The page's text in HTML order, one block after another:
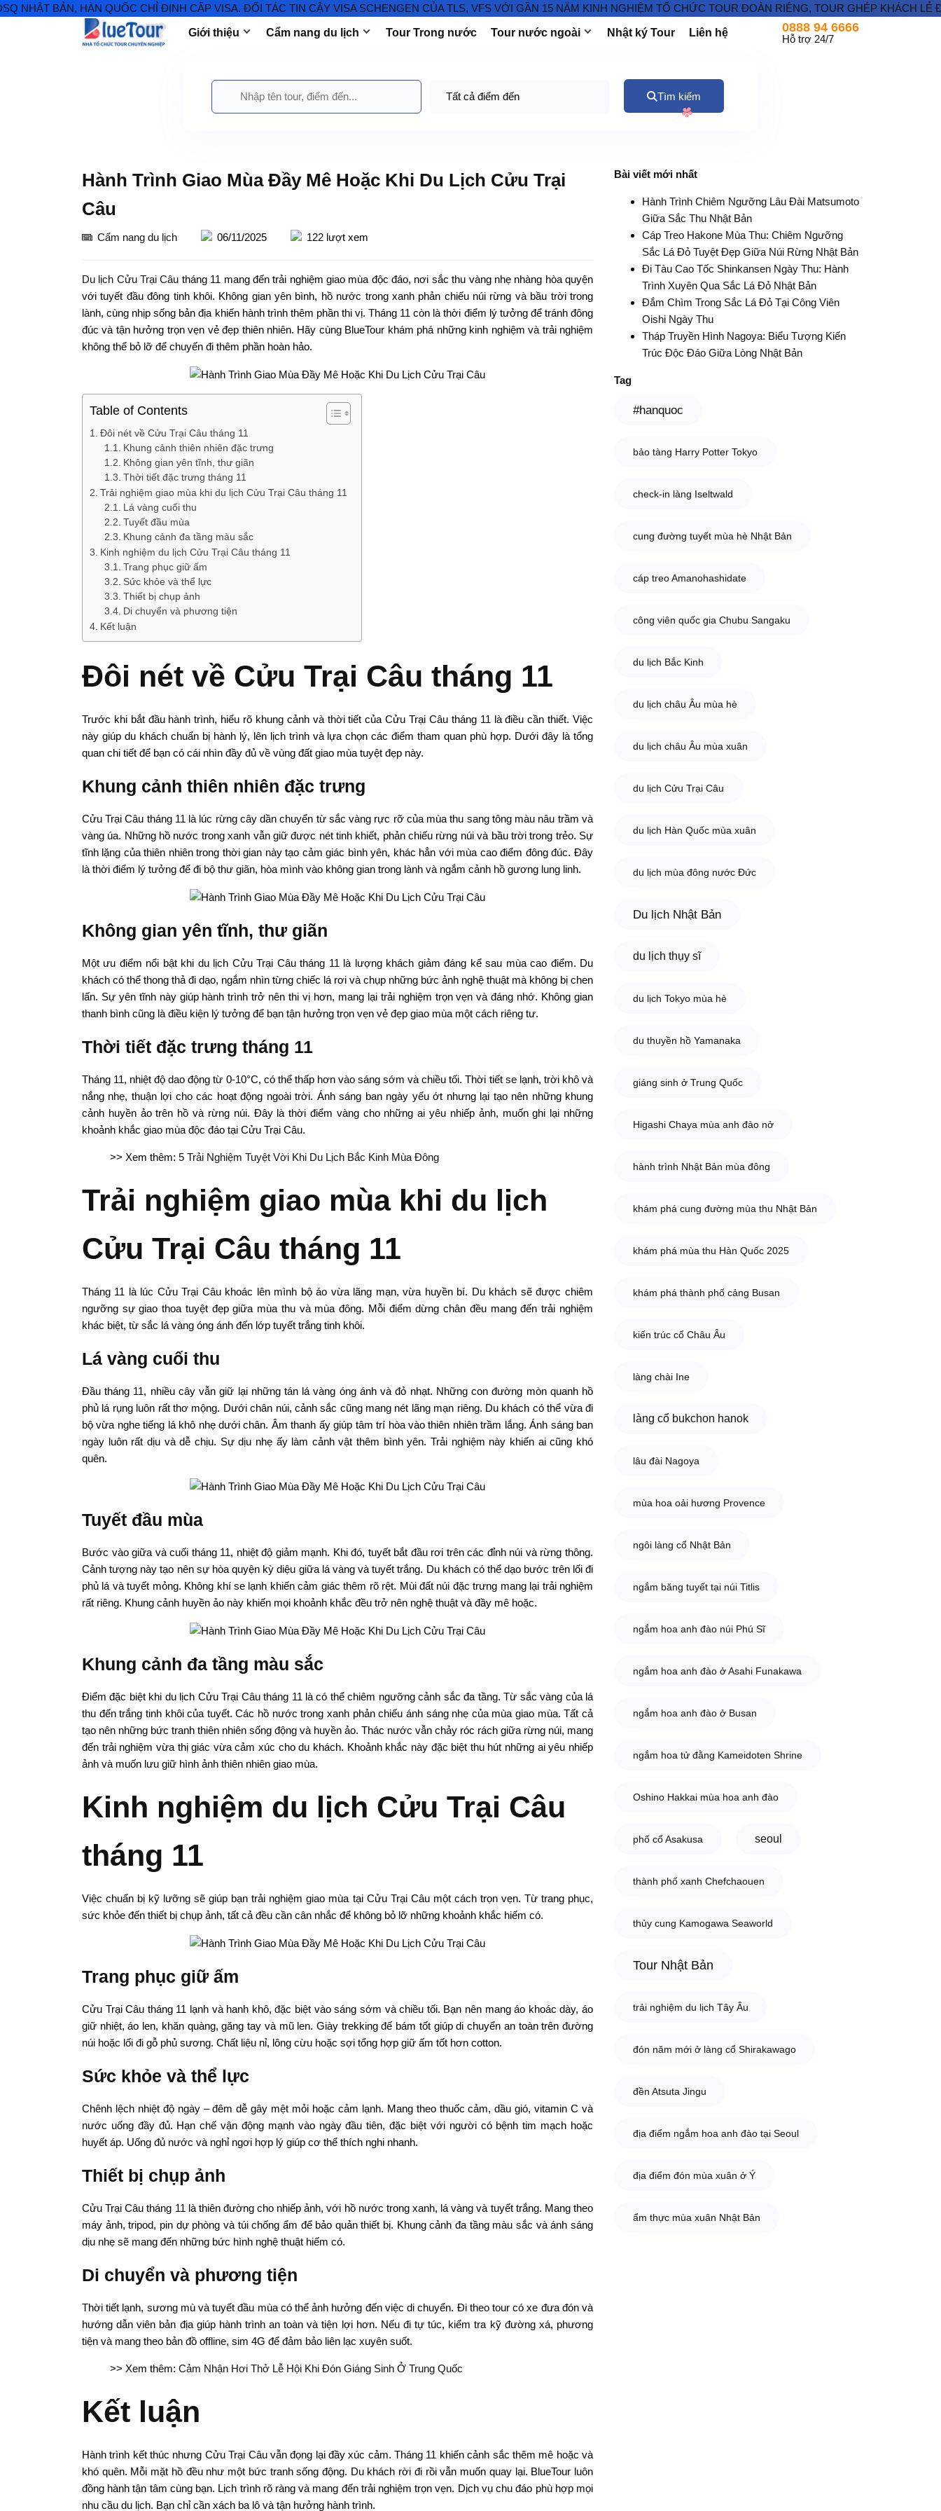
BẢN, HÀN QUỐC CHỈ ĐỊNH CẤP VISA. ĐỐI TÁC TIN CẬY VISA SCHENGEN CỦA TLS, VFS VỚI GẦN 15 NĂM KINH NGHIỆM TỔ CHỨC TOUR ĐOÀN RIÊNG, TOUR GHÉP KHÁCH LẺ ĐI
Giới thiệu Cẩm nang du lịch Tour Trong nước Tour nước ngoài Nhật ký Tour Liên hệ 0888 94 6666
Hỗ trợ 24/7
Tìm kiếm
Hành Trình Giao Mùa Đầy Mê Hoặc Khi Du Lịch Cửu Trại
Câu
Cẩm nang du lịch 06/11/2025 122 lượt xem
Du lịch Cửu Trại Câu tháng 11 mang đến trải nghiệm giao mùa độc đáo, nơi sắc thu vàng nhẹ nhàng hòa quyện
với tuyết đầu đông tinh khôi. Không gian yên bình, hồ nước trong xanh phản chiếu núi rừng và bầu trời trong
lành, cùng nhịp sống bản địa khiến hành trình thêm phần thi vị. Tháng 11 còn là thời điểm lý tưởng để tránh đông
đúc và tận hưởng trọn vẹn vẻ đẹp thiên nhiên. Hãy cùng BlueTour khám phá những kinh nghiệm và trải nghiệm
không thể bỏ lỡ để chuyến đi thêm phần hoàn hảo.
Table of Contents
Đôi nét về Cửu Trại Câu tháng 11
Khung cảnh thiên nhiên đặc trưng
Không gian yên tĩnh, thư giãn
Thời tiết đặc trưng tháng 11
Trải nghiệm giao mùa khi du lịch Cửu Trại Câu tháng 11
Lá vàng cuối thu
Tuyết đầu mùa
Khung cảnh đa tầng màu sắc
Kinh nghiệm du lịch Cửu Trại Câu tháng 11
Trang phục giữ ấm
Sức khỏe và thể lực
Thiết bị chụp ảnh
Di chuyển và phương tiện
Kết luận
Đôi nét về Cửu Trại Câu tháng 11
Trước khi bắt đầu hành trình, hiểu rõ khung cảnh và thời tiết của Cửu Trại Câu tháng 11 là điều cần thiết. Việc
này giúp du khách chuẩn bị hành lý, lên lịch trình và lựa chọn các điểm tham quan phù hợp. Dưới đây là tổng
quan chi tiết để bạn có cái nhìn đầy đủ về vùng đất giao mùa tuyệt đẹp này.
Khung cảnh thiên nhiên đặc trưng
Cửu Trại Câu tháng 11 là lúc rừng cây dần chuyển từ sắc vàng rực rỡ của mùa thu sang tông màu nâu trầm và
vàng úa. Những hồ nước trong xanh vẫn giữ được nét tinh khiết, phản chiếu rừng núi và bầu trời trong trẻo. Sự
tĩnh lặng của thiên nhiên trong thời gian này tạo cảm giác bình yên, khác hẳn với mùa cao điểm đông đúc. Đây
là thời điểm lý tưởng để đi bộ thư giãn, hòa mình vào không gian trong lành và ngắm cảnh hồ gương lung linh.
Không gian yên tĩnh, thư giãn
Một ưu điểm nổi bật khi du lịch Cửu Trại Câu tháng 11 là lượng khách giảm đáng kể sau mùa cao điểm. Du
khách có thể thong thả đi dạo, ngắm nhìn từng chiếc lá rơi và chụp những bức ảnh nghệ thuật mà không bị chen
lấn. Sự yên tĩnh này giúp hành trình trở nên thi vị hơn, mang lại trải nghiệm trọn vẹn và đáng nhớ. Không gian
thanh bình cũng là điều kiện lý tưởng để bạn tận hưởng trọn vẹn vẻ đẹp giao mùa một cách riêng tư.
Thời tiết đặc trưng tháng 11
Tháng 11, nhiệt độ dao động từ 0-10°C, có thể thấp hơn vào sáng sớm và chiều tối. Thời tiết se lạnh, trời khô và
nắng nhẹ, thuận lợi cho các hoạt động ngoài trời. Ánh sáng ban ngày yếu ớt nhưng lại tạo nên những khung
cảnh huyền ảo trên hồ và rừng núi. Đây là thời điểm vàng cho những ai yêu nhiếp ảnh, muốn ghi lại những
khoảnh khắc giao mùa độc đáo tại Cửu Trại Câu.
>> Xem thêm: 5 Trải Nghiệm Tuyệt Vời Khi Du Lịch Bắc Kinh Mùa Đông
Trải nghiệm giao mùa khi du lịch
Cửu Trại Câu tháng 11
Tháng 11 là lúc Cửu Trại Câu khoác lên mình bộ áo vừa lãng mạn, vừa huyền bí. Du khách sẽ được chiêm
ngưỡng sự giao thoa tuyệt đẹp giữa mùa thu và mùa đông. Mỗi điểm dừng chân đều mang đến trải nghiệm
khác biệt, từ sắc lá vàng óng ánh đến lớp tuyết trắng tinh khôi.
Lá vàng cuối thu
Đầu tháng 11, nhiều cây vẫn giữ lại những tán lá vàng óng ánh và đỏ nhạt. Những con đường mòn quanh hồ
phủ lá rụng luôn rất thơ mộng. Dưới chân núi, cảnh sắc cũng mang nét lãng mạn riêng. Du khách có thể vừa đi
bộ vừa nghe tiếng lá khô nhẹ dưới chân. Âm thanh ấy giúp tâm trí hòa vào thiên nhiên trầm lắng. Ánh sáng ban
ngày luôn rất dịu và dễ chịu. Sự dịu nhẹ ấy làm cảnh vật thêm bình yên. Trải nghiệm này khiến ai cũng khó
quên.
Tuyết đầu mùa
Bước vào giữa và cuối tháng 11, nhiệt độ giảm mạnh. Khi đó, tuyết bắt đầu rơi trên các đỉnh núi và rừng thông.
Cảnh tượng này tạo nên sự hòa quyện kỳ diệu giữa lá vàng và tuyết trắng. Du khách có thể dạo bước trên lối đi
phủ lá và tuyết mỏng. Không khí se lạnh khiến cảm giác thêm rõ rệt. Mùi đất núi đặc trưng mang lại trải nghiệm
rất riêng. Khung cảnh huyền ảo này khiến mọi khoảnh khắc đều trở nên nghệ thuật và đầy mê hoặc.
Khung cảnh đa tầng màu sắc
Điểm đặc biệt khi du lịch Cửu Trại Câu tháng 11 là có thể chiêm ngưỡng cảnh sắc đa tầng. Từ sắc vàng của lá
thu đến trắng tinh khôi của tuyết. Các hồ nước trong xanh phản chiếu ánh sáng nhẹ của mùa giao mùa. Tất cả
tạo nên những bức tranh thiên nhiên sống động và huyền ảo. Thác nước vẫn chảy róc rách giữa rừng núi, mang
đến trải nghiệm vừa thị giác vừa cảm xúc cho du khách. Khoảnh khắc này đặc biệt thu hút những ai yêu nhiếp
ảnh và muốn lưu giữ hình ảnh thiên nhiên giao mùa.
Kinh nghiệm du lịch Cửu Trại Câu
tháng 11
Việc chuẩn bị kỹ lưỡng sẽ giúp bạn trải nghiệm giao mùa tại Cửu Trại Câu một cách trọn vẹn. Từ trang phục,
sức khỏe đến thiết bị chụp ảnh, tất cả đều cần cân nhắc để không bỏ lỡ những khoảnh khắc hiếm có.
Trang phục giữ ấm
Cửu Trại Câu tháng 11 lạnh và hanh khô, đặc biệt vào sáng sớm và chiều tối. Bạn nên mang áo khoác dày, áo
giữ nhiệt, áo len, khăn quàng, găng tay và mũ len. Giày trekking đế bám tốt giúp di chuyển an toàn trên đường
núi hoặc lối đi gỗ phủ sương. Chất liệu nỉ, lông cừu hoặc sợi tổng hợp giữ ấm tốt hơn cotton.
Sức khỏe và thể lực
Chênh lệch nhiệt độ ngày – đêm dễ gây mệt mỏi hoặc cảm lạnh. Mang theo thuốc cảm, dầu gió, vitamin C và
nước uống đầy đủ. Hạn chế vận động mạnh vào ngày đầu tiên, đặc biệt với người có bệnh tim mạch hoặc
huyết áp. Uống đủ nước và nghỉ ngơi hợp lý giúp cơ thể thích nghi nhanh.
Thiết bị chụp ảnh
Cửu Trại Câu tháng 11 là thiên đường cho nhiếp ảnh, với hồ nước trong xanh, lá vàng và tuyết trắng. Mang theo
máy ảnh, tripod, pin dự phòng và túi chống ẩm để bảo quản thiết bị. Khung cảnh đa tầng màu sắc và ánh sáng
dịu nhẹ sẽ mang đến những bức hình nghệ thuật hiếm có.
Di chuyển và phương tiện
Thời tiết lạnh, sương mù và tuyết đầu mùa có thể ảnh hưởng đến việc di chuyển. Đi theo tour có xe đưa đón và
hướng dẫn viên bản địa giúp hành trình an toàn và tiện lợi hơn. Nếu đi tự túc, kiểm tra kỹ đường xá, phương
tiện và mang theo bản đồ offline, sim 4G để đảm bảo liên lạc xuyên suốt.
>> Xem thêm: Cảm Nhận Hơi Thở Lễ Hội Khi Đón Giáng Sinh Ở Trung Quốc
Kết luận
Hành trình kết thúc nhưng Cửu Trại Câu vẫn đọng lại đầy xúc cảm. Tháng 11 khiến cảnh sắc thêm mê hoặc và
khó quên. Mỗi mặt hồ đều như một bức tranh sống động. Du khách rời đi rồi vẫn muốn quay lại. BlueTour luôn
đồng hành tận tâm cùng bạn. Lịch trình rõ ràng và mang đến trải nghiệm trọn vẹn. Dịch vụ chu đáo phù hợp mọi
nhu cầu du lịch. Bạn chỉ cần xách ba lô và tận hưởng hành trình.
Bài viết mới nhất
Hành Trình Chiêm Ngưỡng Lâu Đài Matsumoto
Giữa Sắc Thu Nhật Bản
Cáp Treo Hakone Mùa Thu: Chiêm Ngưỡng
Sắc Lá Đỏ Tuyệt Đẹp Giữa Núi Rừng Nhật Bản
Đi Tàu Cao Tốc Shinkansen Ngày Thu: Hành
Trình Xuyên Qua Sắc Lá Đỏ Nhật Bản
Đắm Chìm Trong Sắc Lá Đỏ Tại Công Viên
Oishi Ngày Thu
Tháp Truyền Hình Nagoya: Biểu Tượng Kiến
Trúc Độc Đáo Giữa Lòng Nhật Bản
Tag
#hanquoc
bảo tàng Harry Potter Tokyo
check-in làng Iseltwald
cung đường tuyết mùa hè Nhật Bản
cáp treo Amanohashidate
công viên quốc gia Chubu Sangaku
du lịch Bắc Kinh
du lịch châu Âu mùa hè
du lịch châu Âu mùa xuân
du lịch Cửu Trại Câu
du lịch Hàn Quốc mùa xuân
du lịch mùa đông nước Đức
Du lịch Nhật Bản
du lịch thụy sĩ
du lịch Tokyo mùa hè
du thuyền hồ Yamanaka
giáng sinh ở Trung Quốc
Higashi Chaya mùa anh đào nở
hành trình Nhật Bản mùa đông
khám phá cung đường mùa thu Nhật Bản
khám phá mùa thu Hàn Quốc 2025
khám phá thành phố cảng Busan
kiến trúc cổ Châu Âu
làng chài Ine
làng cổ bukchon hanok
lâu đài Nagoya
mùa hoa oải hương Provence
ngôi làng cổ Nhật Bản
ngắm băng tuyết tại núi Titlis
ngắm hoa anh đào núi Phú Sĩ
ngắm hoa anh đào ở Asahi Funakawa
ngắm hoa anh đào ở Busan
ngắm hoa tử đằng Kameidoten Shrine
Oshino Hakkai mùa hoa anh đào
phố cổ Asakusa seoul
thành phố xanh Chefchaouen
thủy cung Kamogawa Seaworld
Tour Nhật Bản
trải nghiệm du lịch Tây Âu
đón năm mới ở làng cổ Shirakawago
đền Atsuta Jingu
địa điểm ngắm hoa anh đào tại Seoul
địa điểm đón mùa xuân ở Ý
ẩm thực mùa xuân Nhật Bản